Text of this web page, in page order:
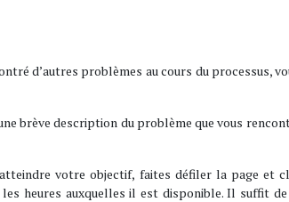
d’autres problèmes au cours du processus,
brève description du problème que vous
votre objectif, faites défiler la page et
heures auxquelles il est disponible. Il suffit